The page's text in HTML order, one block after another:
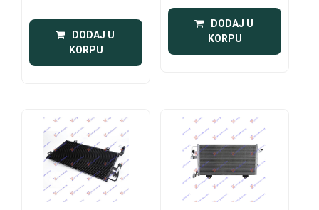
DODAJ U
KORPU
DODAJ U
KORPU